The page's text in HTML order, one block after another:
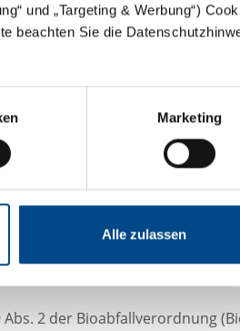
und „Targeting & Werbung“)
beachten Sie die
Marketing
Alle zulassen
(2.2) und organische
Oberflächenwasser und
und
Verordnung über
allgemeine Kenngrößen (1))
und Überwachung von
2 der Bioabfallverordnung